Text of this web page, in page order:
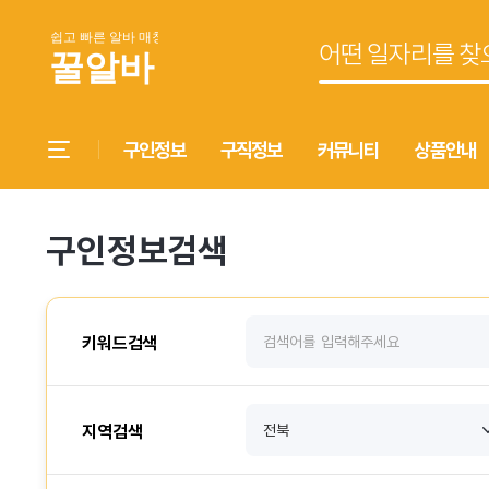
구인정보 구직정보 커뮤니티 상품안내
구인정보검색
키워드검색
지역검색